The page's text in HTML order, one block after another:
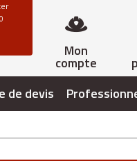
Mon
compte
de devis